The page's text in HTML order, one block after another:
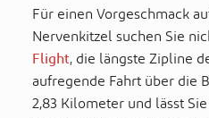
Für einen Vorgeschmack
Nervenkitzel suchen Sie
Flight, die längste Zipline
aufregende Fahrt über die
2,83 Kilometer und lässt